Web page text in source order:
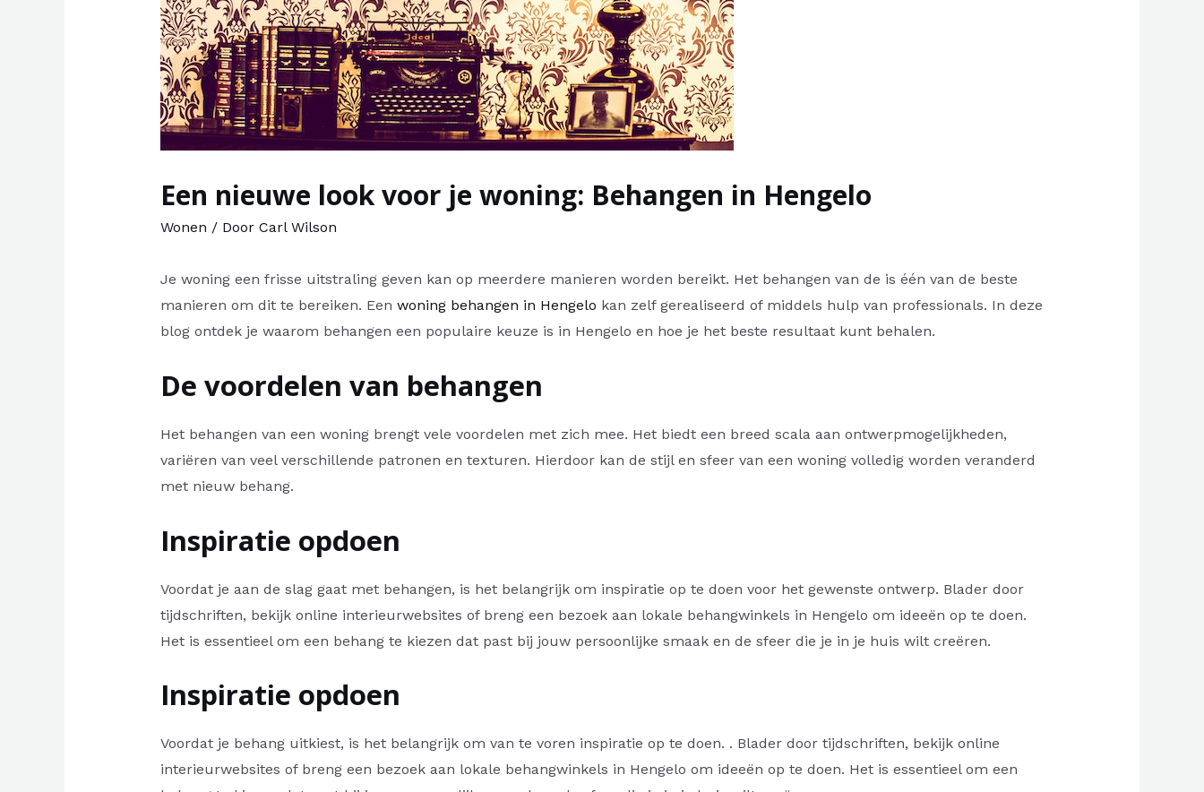
Een nieuwe look voor je woning: Behangen in Hengelo
Wonen / Door Carl Wilson
Je woning een frisse uitstraling geven kan op meerdere manieren worden bereikt. Het behangen van de is één van de beste
manieren om dit te bereiken. Een woning behangen in Hengelo kan zelf gerealiseerd of middels hulp van professionals. In deze
blog ontdek je waarom behangen een populaire keuze is in Hengelo en hoe je het beste resultaat kunt behalen.
De voordelen van behangen
Het behangen van een woning brengt vele voordelen met zich mee. Het biedt een breed scala aan ontwerpmogelijkheden,
variëren van veel verschillende patronen en texturen. Hierdoor kan de stijl en sfeer van een woning volledig worden veranderd
met nieuw behang.
Inspiratie opdoen
Voordat je aan de slag gaat met behangen, is het belangrijk om inspiratie op te doen voor het gewenste ontwerp. Blader door
tijdschriften, bekijk online interieurwebsites of breng een bezoek aan lokale behangwinkels in Hengelo om ideeën op te doen.
Het is essentieel om een behang te kiezen dat past bij jouw persoonlijke smaak en de sfeer die je in je huis wilt creëren.
Inspiratie opdoen
Voordat je behang uitkiest, is het belangrijk om van te voren inspiratie op te doen. . Blader door tijdschriften, bekijk online
interieurwebsites of breng een bezoek aan lokale behangwinkels in Hengelo om ideeën op te doen. Het is essentieel om een